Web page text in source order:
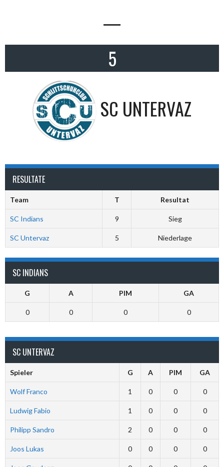
—
5
SC UNTERVAZ
RESULTATE
Team T Resultat
SC Indians 9 Sieg
SC Untervaz 5 Niederlage
SC INDIANS
G A PIM GA
0 0 0 0
SC UNTERVAZ
Spieler G A PIM GA
Wolf Franco 1 0 0 0
Ludwig Fabio 1 0 0 0
Philipp Sandro 2 0 0 0
Joos Lukas 0 0 0 0